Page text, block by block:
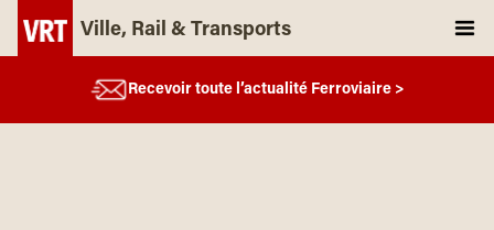
Ville, Rail & Transports
Recevoir toute l’actualité Ferroviaire >